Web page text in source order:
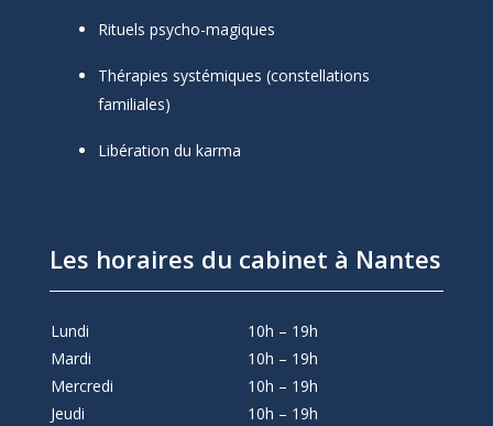
Rituels psycho-magiques
Thérapies systémiques (constellations
familiales)
Libération du karma
Les horaires du cabinet à Nantes
Lundi
10h – 19h
Mardi
10h – 19h
Mercredi
10h – 19h
Jeudi
10h – 19h